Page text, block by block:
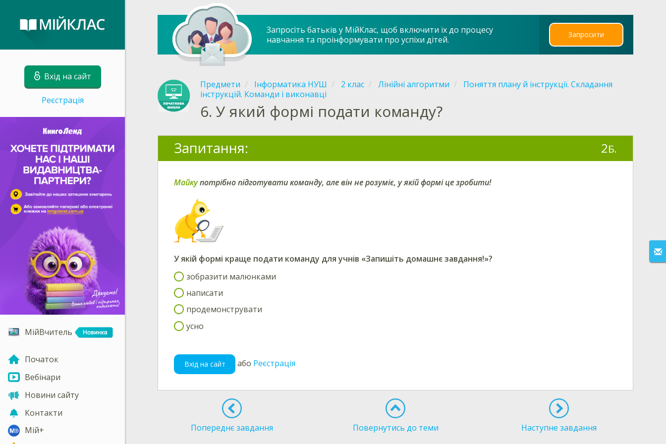
Вхід на сайт
Реєстрація
МійВчитель
Початок
Вебінари
Новини сайту
Контакти
Мій+
Запросіть батьків у МійКлас, щоб включити їх до процесу
навчання та проінформувати про успіхи дітей.
Запросити
Предмети Інформатика НУШ 2 клас Лінійні алгоритми
Поняття плану й інструкції. Складання
інструкцій. Команди і виконавці
6. У який формі подати команду?
Запитання: 2Б.
Майкупотрібно підготувати команду, але він не розуміє, у якій форміце зробити!
У якій формі краще подати команду для учнів «Запишіть домашнє завдання!»?
зобразити малюнками
написати
продемонструвати
усно
Вхід на сайт або Реєстрація
Попереднє завдання Повернутись до теми Наступне завдання